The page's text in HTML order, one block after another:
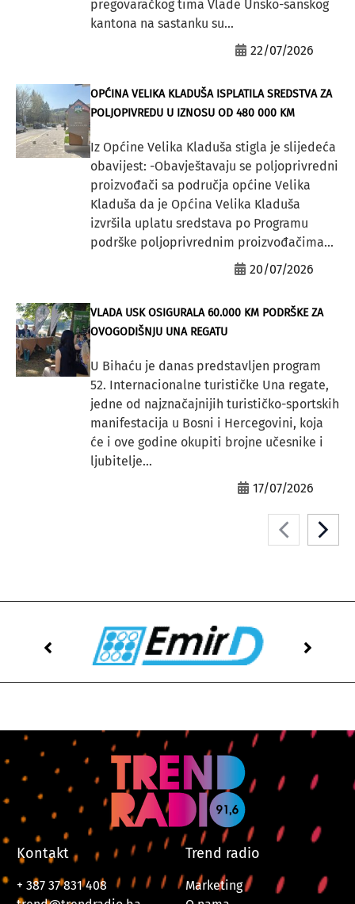
pregovaračkog tima Vlade Unsko-sanskog
kantona na sastanku su...
22/07/2026
OPĆINA VELIKA KLADUŠA ISPLATILA SREDSTVA ZA
POLJOPIVREDU U IZNOSU OD 480 000 KM
Iz Općine Velika Kladuša stigla je slijedeća
obavijest: -Obavještavaju se poljoprivredni
proizvođači sa područja općine Velika
Kladuša da je Općina Velika Kladuša
izvršila uplatu sredstava po Programu
podrške poljoprivrednim proizvođačima...
20/07/2026
VLADA USK OSIGURALA 60.000 KM PODRŠKE ZA
OVOGODIŠNJU UNA REGATU
U Bihaću je danas predstavljen program
52. Internacionalne turističke Una regate,
jedne od najznačajnijih turističko-sportskih
manifestacija u Bosni i Hercegovini, koja
će i ove godine okupiti brojne učesnike i
ljubitelje...
17/07/2026
Kontakt
+ 387 37 831 408
Trend radio
Marketing